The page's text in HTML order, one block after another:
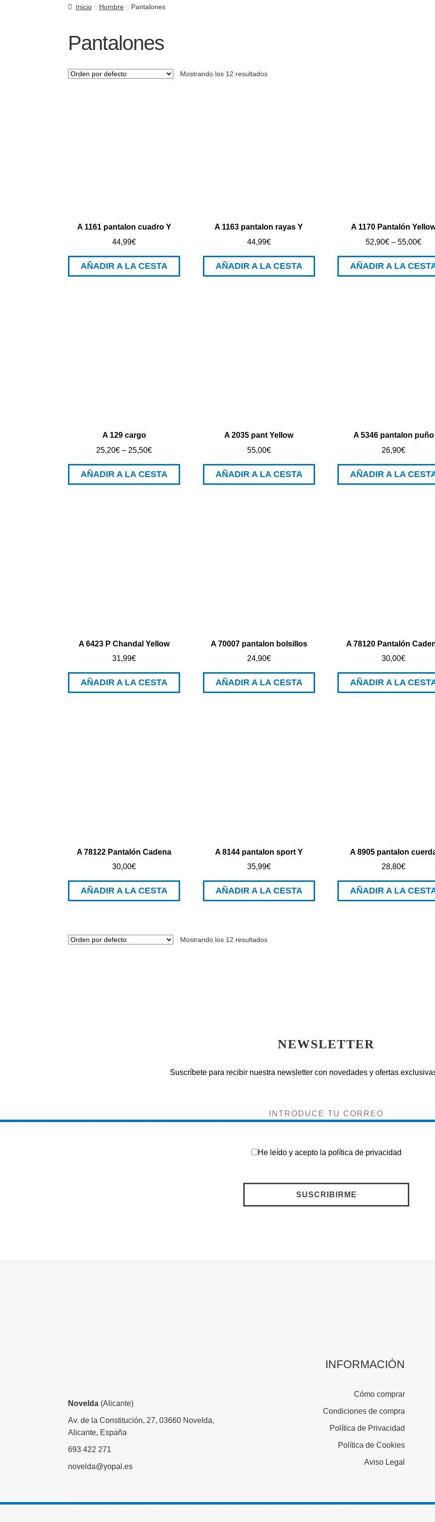
Inicio Hombre Pantalones
Pantalones
Mostrando los 12 resultados
A 1161 pantalon cuadro Y
44,99€
AÑADIR A LA CESTA
A 1163 pantalon rayas Y
44,99€
AÑADIR A LA CESTA
A 1170 Pantalón
52,90€ –55,00€
AÑADIR A LA
A 129 cargo
25,20€ – 25,50€
AÑADIR A LA CESTA
A 2035 pant Yellow
55,00€
AÑADIR A LA CESTA
A 5346 pantalon puño
26,90€
AÑADIR A LA
A 6423 P Chandal Yellow
31,99€
AÑADIR A LA CESTA
A 70007 pantalon bolsillos
24,90€
AÑADIR A LA CESTA
A 78120 Pantalón
30,00€
AÑADIR A LA
A 78122 Pantalón Cadena
30,00€
AÑADIR A LA CESTA
A 8144 pantalon sport Y
35,99€
AÑADIR A LA CESTA
A 8905 pantalon
28,80€
AÑADIR A LA
Mostrando los 12 resultados
NEWSLETTER
Suscríbete para recibir nuestra newsletter con novedades y ofertas
He leído y acepto la política de privacidad
Novelda (Alicante)
Av. de la Constitución, 27, 03660 Novelda,
Alicante, España
693 422 271
novelda@yopal.es
INFORMACIÓN
Cómo comprar
Condiciones de compra
Política de Privacidad
Política de Cookies
Aviso Legal